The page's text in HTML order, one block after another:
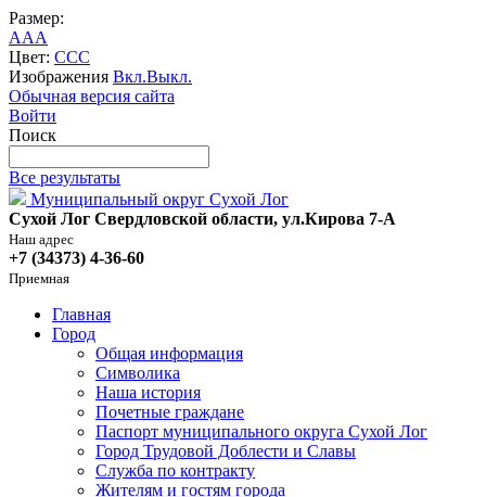
Размер:
AAA
Цвет: CCC
Изображения Вкл.Выкл.
Обычная версия сайта
Войти
Поиск
Все результаты
Муниципальный округ Сухой Лог
Сухой Лог Свердловской области, ул.Кирова 7-А
Наш адрес
+7 (34373) 4-36-60
Приемная
Главная
Город
Общая информация
Символика
Наша история
Почетные граждане
Паспорт муниципального округа Сухой Лог
Город Трудовой Доблести и Славы
Служба по контракту
Жителям и гостям города